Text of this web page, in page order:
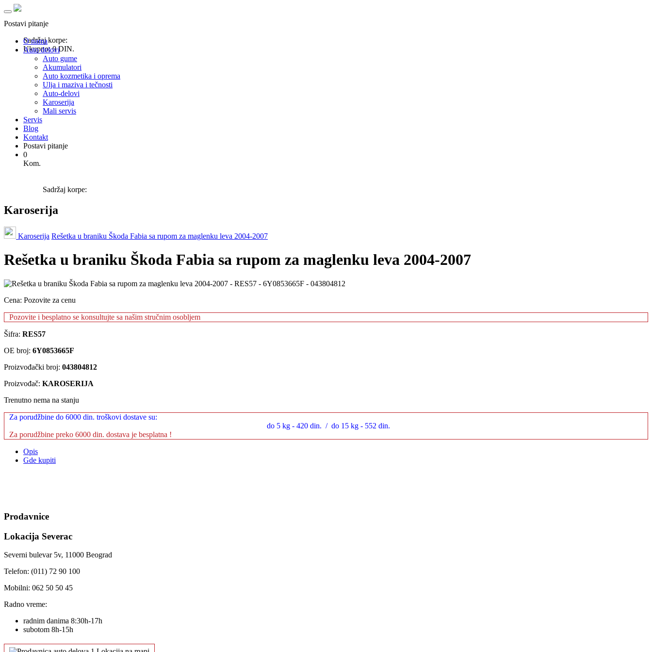
Toggle
navigation
Postavi pitanje
Sadržaj korpe:
Ukupno:0 DIN.
O nama
Auto delovi
Auto gume
Akumulatori
Auto kozmetika i oprema
Ulja i maziva i tečnosti
Auto-delovi
Karoserija
Mali servis
Servis
Blog
Kontakt
Postavi pitanje
0
Kom.
Sadržaj korpe:
Karoserija
Karoserija Rešetka u braniku Škoda Fabia sa rupom za maglenku leva 2004-2007
Rešetka u braniku Škoda Fabia sa rupom za maglenku leva 2004-2007
Cena: Pozovite za cenu
Pozovite i besplatno se konsultujte sa našim stručnim osobljem
Šifra: RES57
OE broj: 6Y0853665F
Proizvođački broj: 043804812
Proizvođač: KAROSERIJA
Trenutno nema na stanju
Za porudžbine do 6000 din. troškovi dostave su:
do 5 kg - 420 din. / do 15 kg - 552 din.
Za porudžbine preko 6000 din. dostava je besplatna !
Opis
Gde kupiti
Prodavnice
Lokacija Severac
Severni bulevar 5v, 11000 Beograd
Telefon: (011) 72 90 100
Mobilni: 062 50 50 45
Radno vreme:
radnim danima 8:30h-17h
subotom 8h-15h